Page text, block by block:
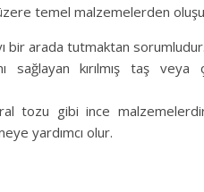
temel malzemelerden
bir arada tutmaktan sorumludur.
sağlayan kırılmış taş
tozu gibi ince
yardımcı olur.